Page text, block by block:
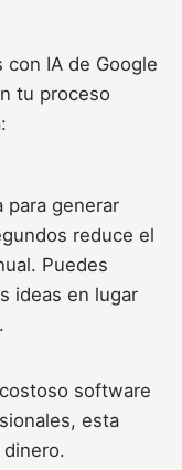
IA de Google
tu proceso
para generar
reduce el
Puedes
ideas en lugar
software
esta
dinero.